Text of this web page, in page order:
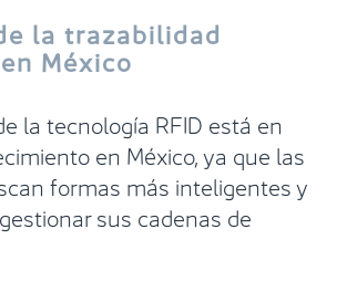
la trazabilidad
México
la tecnología RFID está en
en México, ya que las
formas más inteligentes y
sus cadenas de